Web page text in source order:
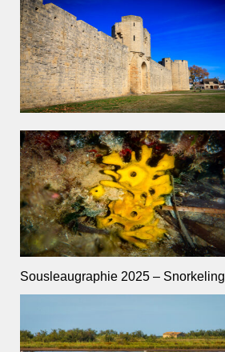
Sousleaugraphie 2025 – Snorkeling